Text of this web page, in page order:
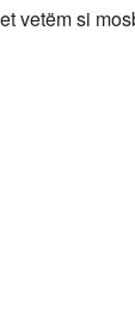
vetëm si